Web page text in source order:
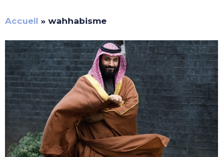
Accueil » wahhabisme